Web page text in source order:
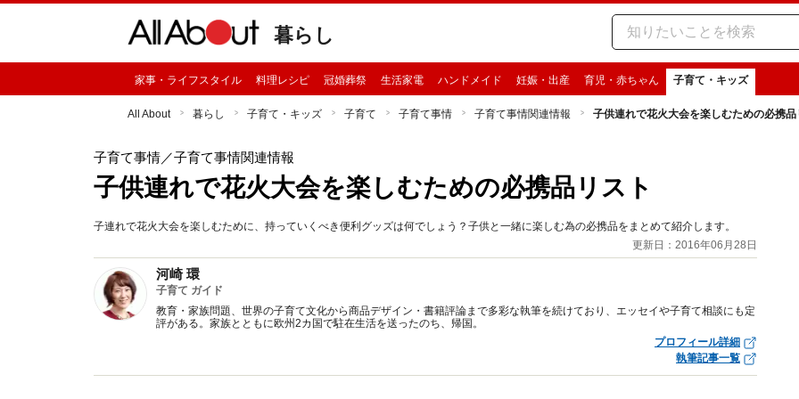
暮らし
家事・ライフスタイル 料理レシピ 冠婚葬祭 生活家電 ハンドメイド 妊娠・出産 育児・赤ちゃん 子育て・キッズ
All About 暮らし 子育て・キッズ 子育て 子育て事情 子育て事情関連情報 子供連れで花火大会を楽しむための必携品
子育て事情／子育て事情関連情報
子供連れで花火大会を楽しむための必携品リスト
子連れで花火大会を楽しむために、持っていくべき便利グッズは何でしょう？子供と一緒に楽しむ為の必携品をまとめて紹介します。
更新日：2016年06月28日
河崎 環
子育て ガイド
教育・家族問題、世界の子育て文化から商品デザイン・書籍評論まで多彩な執筆を続けており、エッセイや子育て相談にも定
評がある。家族とともに欧州2カ国で駐在生活を送ったのち、帰国。
プロフィール詳細
執筆記事一覧